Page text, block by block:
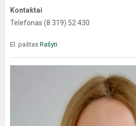
Kontaktai
Telefonas (8 319) 52 430
El. paštas Rašyti